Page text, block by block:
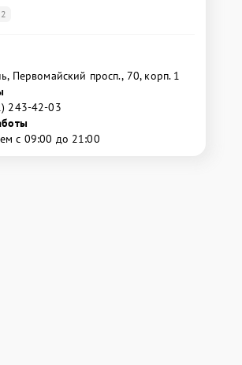
Первомайский просп., 70, корп. 1
243-42-03
с 09:00 до 21:00